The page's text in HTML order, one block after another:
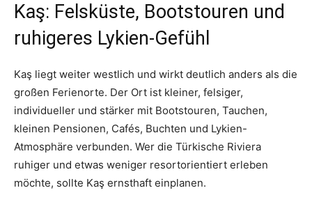
Kaş: Felsküste, Bootstouren und
ruhigeres Lykien-Gefühl
Kaş liegt weiter westlich und wirkt deutlich anders als die
großen Ferienorte. Der Ort ist kleiner, felsiger,
individueller und stärker mit Bootstouren, Tauchen,
kleinen Pensionen, Cafés, Buchten und Lykien-
Atmosphäre verbunden. Wer die Türkische Riviera
ruhiger und etwas weniger resortorientiert erleben
möchte, sollte Kaş ernsthaft einplanen.